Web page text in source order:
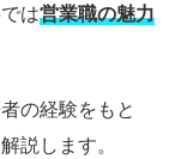
は営業職の魅力
の経験をもと
説します。